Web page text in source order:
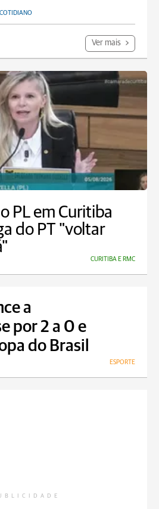
COTIDIANO
Ver mais
PL em Curitiba
do PT "voltar
CURITIBA E RMC
a
por 2 a 0 e
do Brasil
ESPORTE